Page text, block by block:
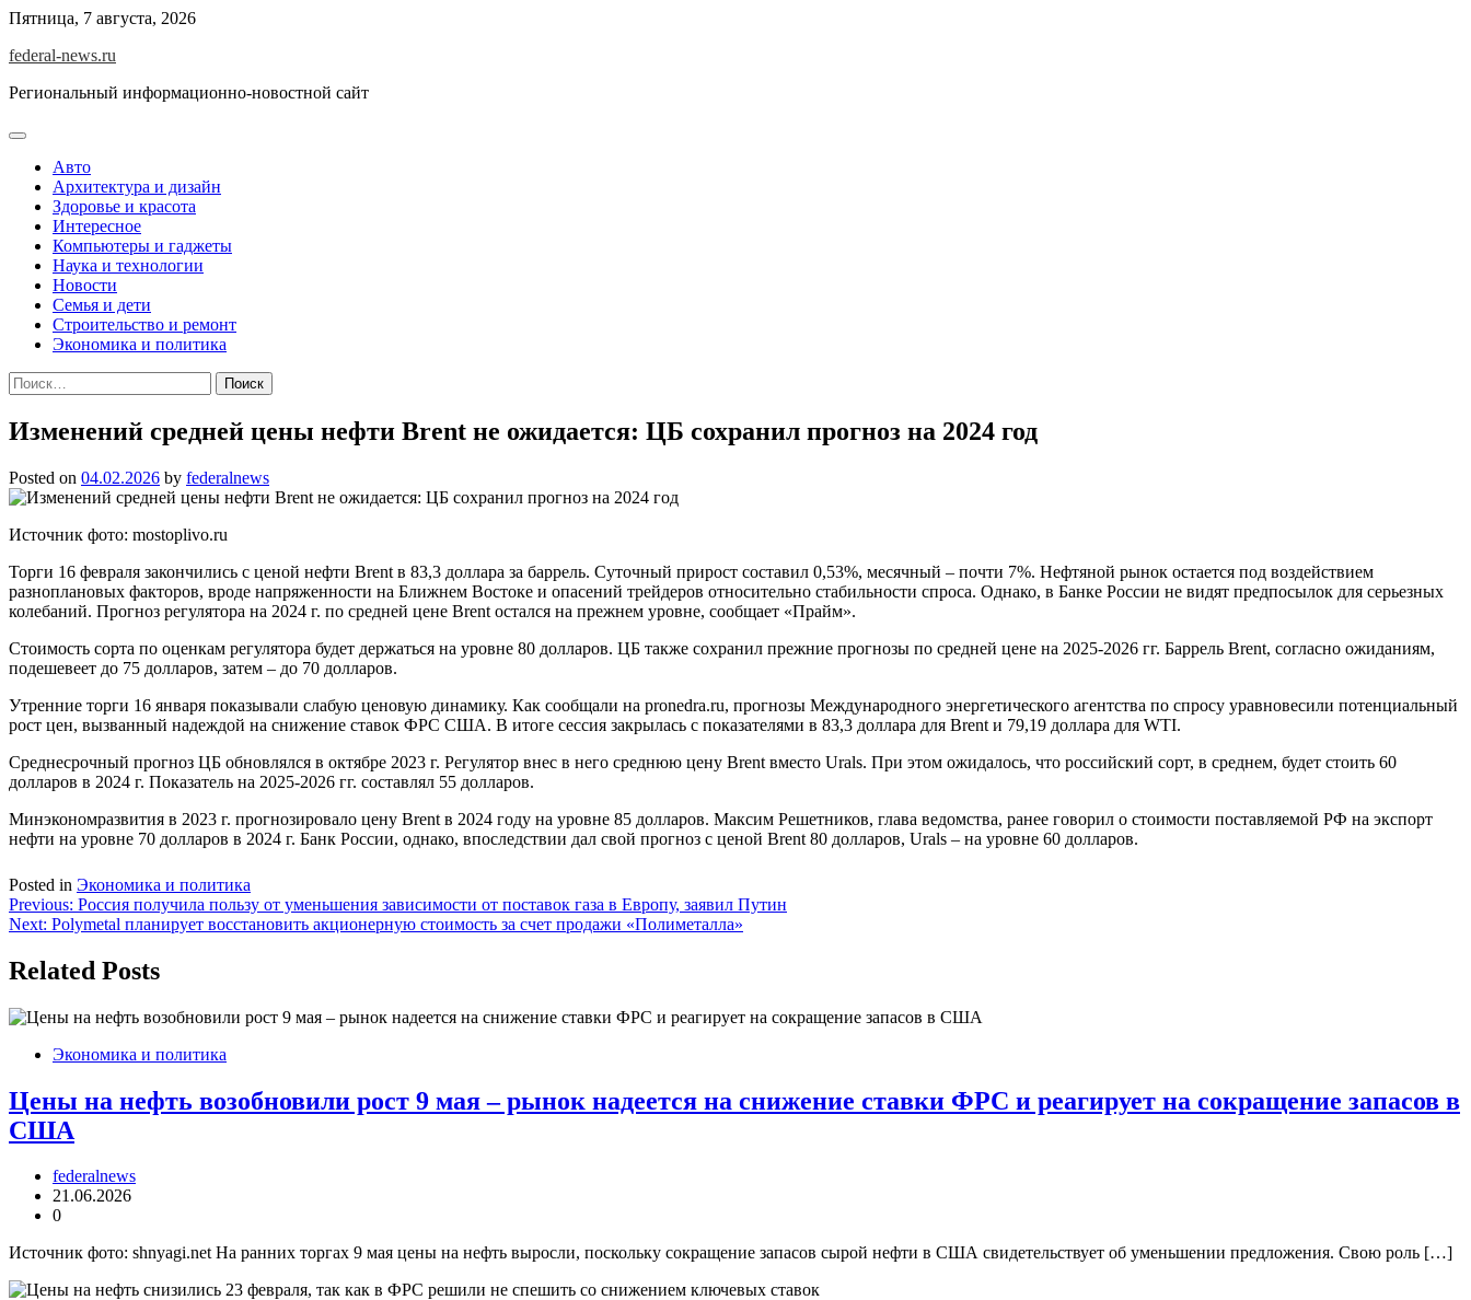
Skip
content
Пятница, 7 августа, 2026
federal-news.ru
Региональный информационно-новостной сайт
Авто
Архитектура и дизайн
Здоровье и красота
Интересное
Компьютеры и гаджеты
Наука и технологии
Новости
Семья и дети
Строительство и ремонт
Экономика и политика
Найти:
Изменений средней цены нефти Brent не ожидается: ЦБ сохранил прогноз на 2024 год
Posted on 04.02.2026 by federalnews
Источник фото: mostoplivo.ru
Торги 16 февраля закончились с ценой нефти Brent в 83,3 доллара за баррель. Суточный прирост составил 0,53%, месячный – почти 7%. Нефтяной рынок остается под воздействием
разноплановых факторов, вроде напряженности на Ближнем Востоке и опасений трейдеров относительно стабильности спроса. Однако, в Банке России не видят предпосылок для серьезных
колебаний. Прогноз регулятора на 2024 г. по средней цене Brent остался на прежнем уровне, сообщает «Прайм».
Стоимость сорта по оценкам регулятора будет держаться на уровне 80 долларов. ЦБ также сохранил прежние прогнозы по средней цене на 2025-2026 гг. Баррель Brent, согласно ожиданиям,
подешевеет до 75 долларов, затем – до 70 долларов.
Утренние торги 16 января показывали слабую ценовую динамику. Как сообщали на pronedra.ru, прогнозы Международного энергетического агентства по спросу уравновесили потенциальный
рост цен, вызванный надеждой на снижение ставок ФРС США. В итоге сессия закрылась с показателями в 83,3 доллара для Brent и 79,19 доллара для WTI.
Среднесрочный прогноз ЦБ обновлялся в октябре 2023 г. Регулятор внес в него среднюю цену Brent вместо Urals. При этом ожидалось, что российский сорт, в среднем, будет стоить 60
долларов в 2024 г. Показатель на 2025-2026 гг. составлял 55 долларов.
Минэкономразвития в 2023 г. прогнозировало цену Brent в 2024 году на уровне 85 долларов. Максим Решетников, глава ведомства, ранее говорил о стоимости поставляемой РФ на экспорт
нефти на уровне 70 долларов в 2024 г. Банк России, однако, впоследствии дал свой прогноз с ценой Brent 80 долларов, Urals – на уровне 60 долларов.
Posted in Экономика и политика
Навигация
по
записям
Previous: Россия получила пользу от уменьшения зависимости от поставок газа в Европу, заявил Путин
Next: Polymetal планирует восстановить акционерную стоимость за счет продажи «Полиметалла»
Related Posts
Экономика и политика
Цены на нефть возобновили рост 9 мая – рынок надеется на снижение ставки ФРС и реагирует на сокращение запасов в
США
federalnews
21.06.2026
0
Источник фото: shnyagi.net На ранних торгах 9 мая цены на нефть выросли, поскольку сокращение запасов сырой нефти в США свидетельствует об уменьшении предложения. Свою роль […]